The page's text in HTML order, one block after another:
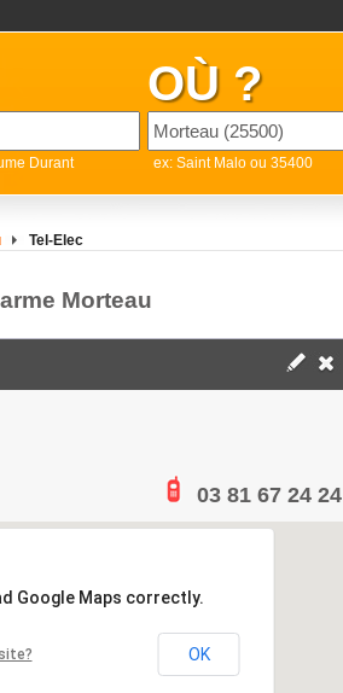
Durant
OÙ ?
ex: Saint Malo ou 35400
Tel-Elec
Morteau
03 81 67 24 24
Google Maps correctly.
OK